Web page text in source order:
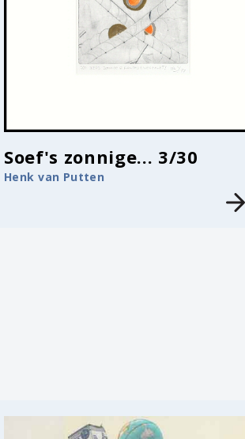
Soef's zonnige... 3/30
Henk van Putten